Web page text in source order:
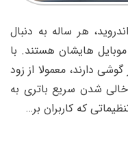
هر ساله به دنبال
هایشان هستند. با
دارند، معمولا از زود
شدن سریع باتری به
که کاربران بر…